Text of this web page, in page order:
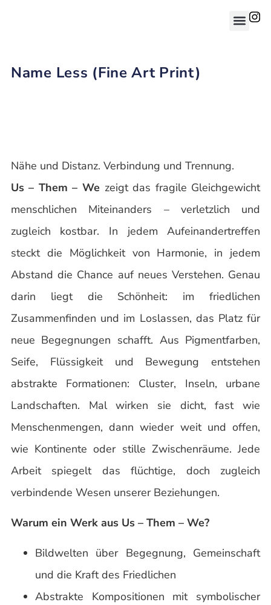
Name Less (Fine Art Print)
Nähe und Distanz. Verbindung und Trennung.
Us – Them – We zeigt das fragile Gleichgewicht
menschlichen Miteinanders – verletzlich und
zugleich kostbar. In jedem Aufeinandertreffen
steckt die Möglichkeit von Harmonie, in jedem
Abstand die Chance auf neues Verstehen. Genau
darin liegt die Schönheit: im friedlichen
Zusammenfinden und im Loslassen, das Platz für
neue Begegnungen schafft. Aus Pigmentfarben,
Seife, Flüssigkeit und Bewegung entstehen
abstrakte Formationen: Cluster, Inseln, urbane
Landschaften. Mal wirken sie dicht, fast wie
Menschenmengen, dann wieder weit und offen,
wie Kontinente oder stille Zwischenräume. Jede
Arbeit spiegelt das flüchtige, doch zugleich
verbindende Wesen unserer Beziehungen.
Warum ein Werk aus Us – Them – We?
Bildwelten über Begegnung, Gemeinschaft
und die Kraft des Friedlichen
Abstrakte Kompositionen mit symbolischer